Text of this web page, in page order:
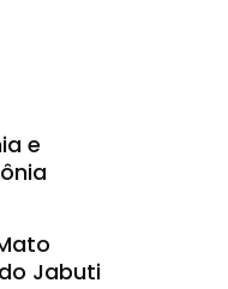
e
Jabuti